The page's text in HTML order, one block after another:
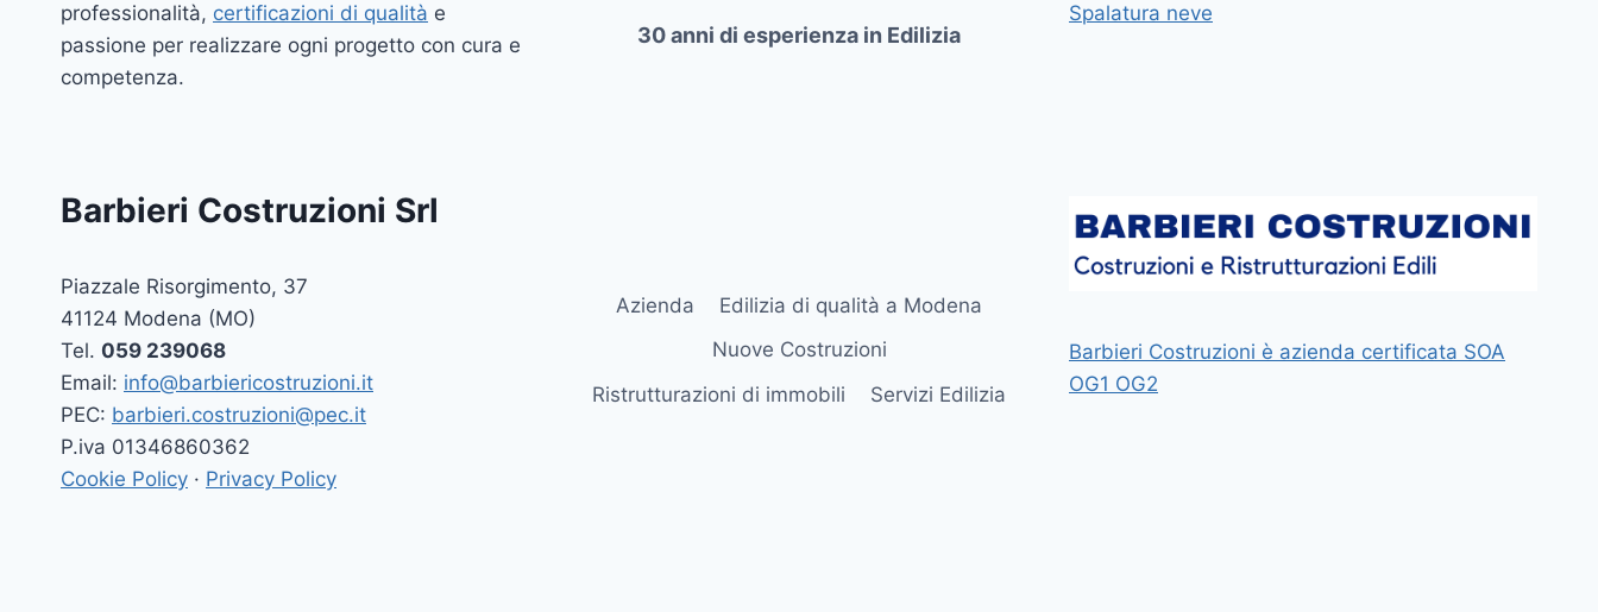
professionalità, certificazioni di qualità e
passione per realizzare ogni progetto con cura e
competenza.
30 anni di esperienza in Edilizia
Spalatura neve
Barbieri Costruzioni Srl
Piazzale Risorgimento, 37
41124 Modena (MO)
Tel. 059 239068
Email: info@barbiericostruzioni.it
PEC: barbieri.costruzioni@pec.it
P.iva 01346860362
Cookie Policy · Privacy Policy
Azienda
Edilizia di qualità a Modena
Nuove Costruzioni
Ristrutturazioni di immobili
Servizi Edilizia
Barbieri Costruzioni è azienda certificata SOA
OG1 OG2